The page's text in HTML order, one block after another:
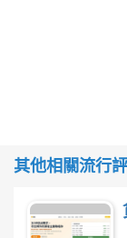
其他相關流行